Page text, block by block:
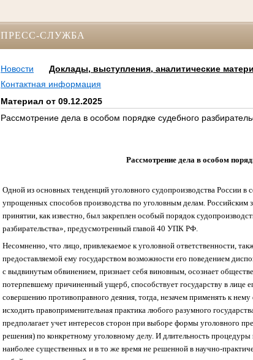
ПРЕСС-СЛУЖБА
Новости Доклады, выступления, аналитические
Контактная информация
Материал от 09.12.2025
Рассмотрение дела в особом порядке судебного
Рассмотрение дела в особом
Одной из основных тенденций уголовного судопроизводства России в
упрощенных способов производства по уголовным делам. Российским
принятии, как известно, был закреплен особый порядок
разбирательства», предусмотренный главой 40 УПК РФ.
Несомненно, что лицо, привлекаемое к уголовной ответственности,
предоставляемой ему государством возможности его поведением
с выдвинутым обвинением, признает себя виновным, осознает
потерпевшему причиненный ущерб, способствует государству в лице
совершению противоправного деяния, тогда, незачем применять к
исходить правоприменительная практика любого разумного
предполагает учет интересов сторон при выборе формы уголовного
решения) по конкретному уголовному делу. И длительность
наиболее существенных и в то же время не решенной в научно-